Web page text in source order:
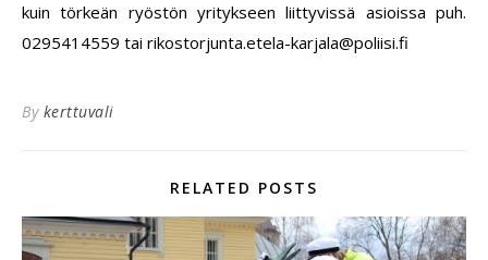
kuin törkeän ryöstön yritykseen liittyvissä asioissa puh.
0295414559 tai rikostorjunta.etela-karjala@poliisi.fi
By kerttuvali
RELATED POSTS